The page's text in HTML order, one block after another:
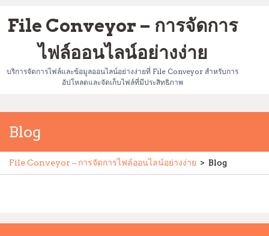
to
content
File Conveyor – การจัดการ
ไฟล์ออนไลน์อย่างง่าย
บริการจัดการไฟล์และข้อมูลออนไลน์อย่างง่ายที่ File Conveyor สำหรับการ
อัปโหลดและจัดเก็บไฟล์ที่มีประสิทธิภาพ
Blog
File Conveyor – การจัดการไฟล์ออนไลน์อย่างง่าย > Blog